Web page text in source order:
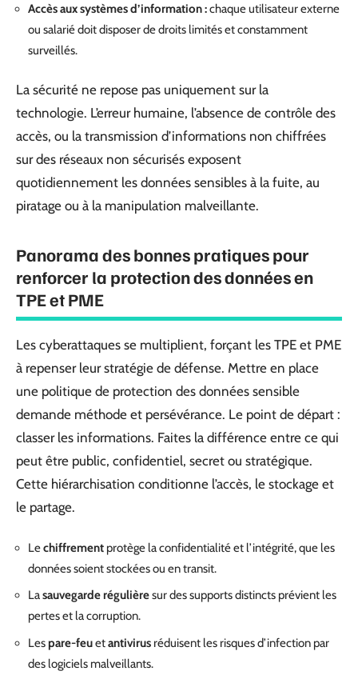
Accès aux systèmes d’information :chaque utilisateur externe
ou salarié doit disposer de droits limités et constamment
surveillés.
La sécurité ne repose pas uniquement sur la
technologie. L’erreur humaine, l’absence de contrôle des
accès, ou la transmission d’informations non chiffrées
sur des réseaux non sécurisés exposent
quotidiennement les données sensibles à la fuite, au
piratage ou à la manipulation malveillante.
Panorama des bonnes pratiques pour
renforcer la protection des données en
TPE et PME
Les cyberattaques se multiplient, forçant les TPE et PME
à repenser leur stratégie de défense. Mettre en place
une politique de protection des données sensible
demande méthode et persévérance. Le point de départ :
classer les informations. Faites la différence entre ce qui
peut être public, confidentiel, secret ou stratégique.
Cette hiérarchisation conditionne l’accès, le stockage et
le partage.
Lechiffrement protège la confidentialité et l’intégrité, que les
données soient stockées ou en transit.
Lasauvegarde régulièresur des supports distincts prévient les
pertes et la corruption.
Lespare-feuetantivirus réduisent les risques d’infection par
des logiciels malveillants.